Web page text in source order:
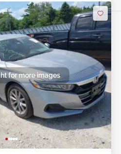
for more images